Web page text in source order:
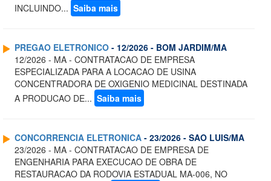
INCLUINDO... Saiba mais
PREGAO ELETRONICO - 12/2026 - BOM JARDIM/MA
12/2026 - MA - CONTRATACAO DE EMPRESA
ESPECIALIZADA PARA A LOCACAO DE USINA
CONCENTRADORA DE OXIGENIO MEDICINAL DESTINADA
A PRODUCAO DE... Saiba mais
CONCORRENCIA ELETRONICA - 23/2026 - SAO LUIS/MA
23/2026 - MA - CONTRATACAO DE EMPRESA DE
ENGENHARIA PARA EXECUCAO DE OBRA DE
RESTAURACAO DA RODOVIA ESTADUAL MA-006, NO